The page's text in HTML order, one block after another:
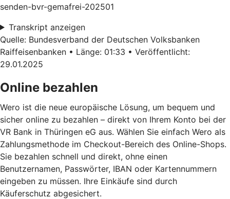
senden-bvr-gemafrei-202501
Transkript anzeigen
Quelle: Bundesverband der Deutschen Volksbanken
Raiffeisenbanken • Länge: 01:33 • Veröffentlicht:
29.01.2025
Online bezahlen
Wero ist die neue europäische Lösung, um bequem und
sicher online zu bezahlen – direkt von Ihrem Konto bei der
VR Bank in Thüringen eG aus. Wählen Sie einfach Wero als
Zahlungsmethode im Checkout-Bereich des Online-Shops.
Sie bezahlen schnell und direkt, ohne einen
Benutzernamen, Passwörter, IBAN oder Kartennummern
eingeben zu müssen. Ihre Einkäufe sind durch
Käuferschutz abgesichert.